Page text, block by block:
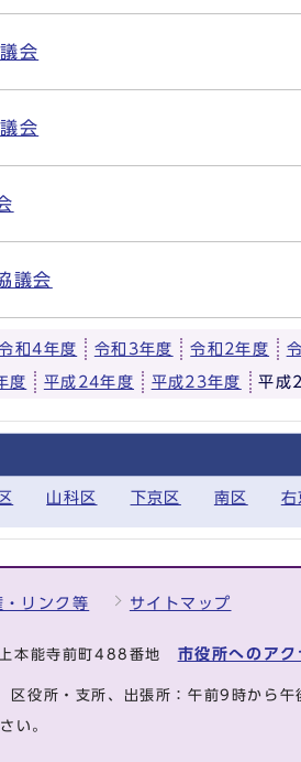
会
会
議会
和4年度 令和3年度 令和2年度
度 平成24年度 平成23年度 平成
山科区 下京区 南区 右
・リンク等 サイトマップ
本能寺前町488番地 市役所へのアク
区役所・支所、出張所：午前9時から
い。